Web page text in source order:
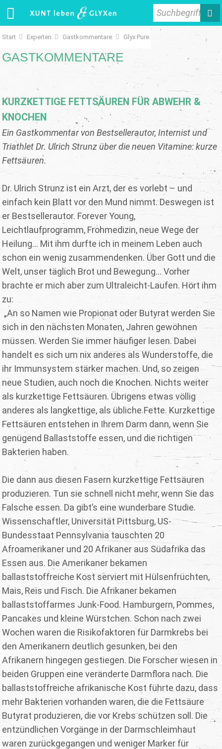
Suchbegriff
Start Experten Gastkommentare Glyx Pure
GASTKOMMENTARE
KURZKETTIGE FETTSÄUREN FÜR ABWEHR &
KNOCHEN
Ein Gastkommentar von Bestsellerautor, Internist und
Triathlet Dr. Ulrich Strunz über die neuen Vitamine: kurze
Fettsäuren.
Dr. Ulrich Strunz ist ein Arzt, der es vorlebt – und
einfach kein Blatt vor den Mund nimmt. Deswegen ist
er Bestsellerautor. Forever Young,
Leichtlaufprogramm, Frohmedizin, neue Wege der
Heilung... Mit ihm durfte ich in meinem Leben auch
schon ein wenig zusammendenken. Über Gott und die
Welt, unser täglich Brot und Bewegung... Vorher
brachte er mich aber zum Ultraleicht-Laufen. Hört ihm
zu:
„An so Namen wie Propionat oder Butyrat werden Sie
sich in den nächsten Monaten, Jahren gewöhnen
müssen. Werden Sie immer häufiger lesen. Dabei
handelt es sich um nix anderes als Wunderstoffe, die
ihr Immunsystem stärker machen. Und, so zeigen
neue Studien, auch noch die Knochen. Nichts weiter
als kurzkettige Fettsäuren. Übrigens etwas völlig
anderes als langkettige, als übliche Fette. Kurzkettige
Fettsäuren entstehen in Ihrem Darm dann, wenn Sie
genügend Ballaststoffe essen, und die richtigen
Bakterien haben.
Die dann aus diesen Fasern kurzkettige Fettsäuren
produzieren. Tun sie schnell nicht mehr, wenn Sie das
Falsche essen. Da gibt’s eine wunderbare Studie.
Wissenschaftler, Universität Pittsburg, US-
Bundesstaat Pennsylvania tauschten 20
Afroamerikaner und 20 Afrikaner aus Südafrika das
Essen aus. Die Amerikaner bekamen
ballaststoffreiche Kost serviert mit Hülsenfrüchten,
Mais, Reis und Fisch. Die Afrikaner bekamen
ballaststoffarmes Junk-Food. Hamburgern, Pommes,
Pancakes und kleine Würstchen. Schon nach zwei
Wochen waren die Risikofaktoren für Darmkrebs bei
den Amerikanern deutlich gesunken, bei den
Afrikanern hingegen gestiegen. Die Forscher wiesen in
beiden Gruppen eine veränderte Darmflora nach. Die
ballaststoffreiche afrikanische Kost führte dazu, dass
mehr Bakterien vorhanden waren, die die Fettsäure
Butyrat produzieren, die vor Krebs schützen soll. Die
entzündlichen Vorgänge in der Darmschleimhaut
waren zurückgegangen und weniger Marker für